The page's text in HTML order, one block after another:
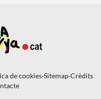
de cookies·Sitemap·Crèdits